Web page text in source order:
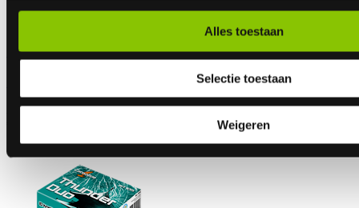
Alles toestaan
Selectie toestaan
Weigeren
Sterren 16cm
ART.NR: 1646